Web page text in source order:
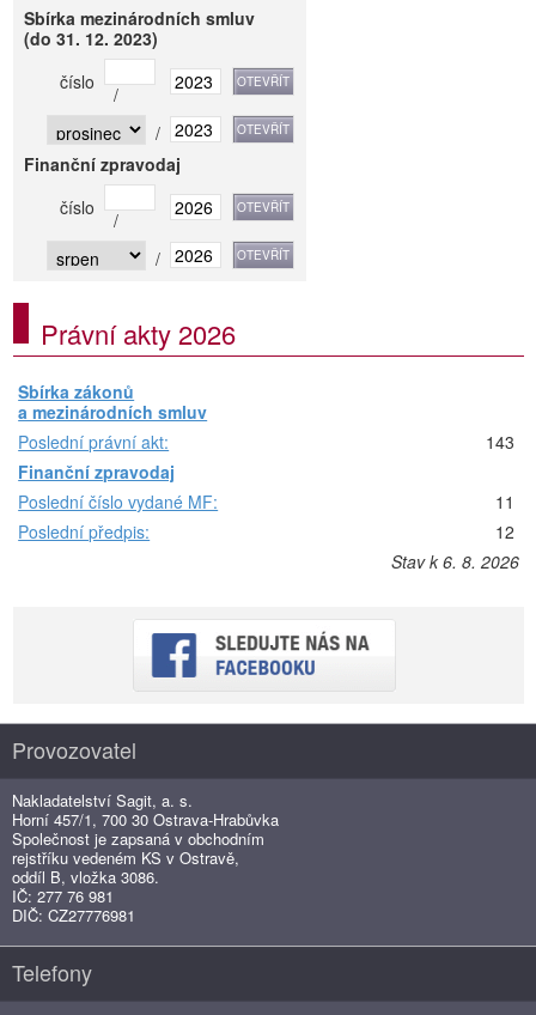
Sbírka mezinárodních smluv
(do 31. 12. 2023)
číslo
/
/
Finanční zpravodaj
číslo
/
/
Právní akty 2026
Sbírka zákonů
a mezinárodních smluv
Poslední právní akt:
143
Finanční zpravodaj
Poslední číslo vydané MF:
11
Poslední předpis:
12
Stav k 6. 8. 2026
Provozovatel
Nakladatelství Sagit, a. s.
Horní 457/1, 700 30 Ostrava-Hrabůvka
Společnost je zapsaná v obchodním
rejstříku vedeném KS v Ostravě,
oddíl B, vložka 3086.
IČ: 277 76 981
DIČ: CZ27776981
Telefony